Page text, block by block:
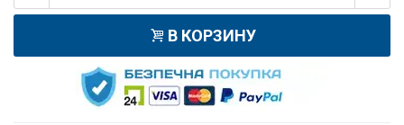
В КОРЗИНУ